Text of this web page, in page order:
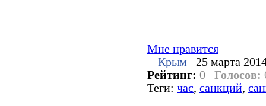
Мне нравится
Крым
25 марта
Рейтинг: 0 Голосов:
Теги: час, санкций,